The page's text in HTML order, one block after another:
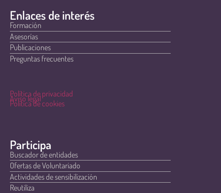
Enlaces de interés
Formación
Asesorías
Publicaciones
Preguntas frecuentes
Política de privacidad
Aviso legal
Política de cookies
Participa
Buscador de entidades
Ofertas de Voluntariado
Actividades de sensibilización
Reutiliza